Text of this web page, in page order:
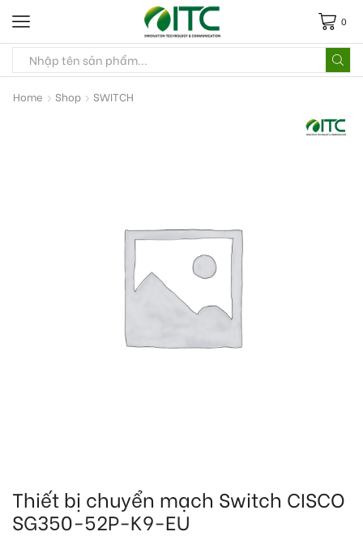
0
Home Shop SWITCH
Thiết bị chuyển mạch Switch CISCO
SG350-52P-K9-EU